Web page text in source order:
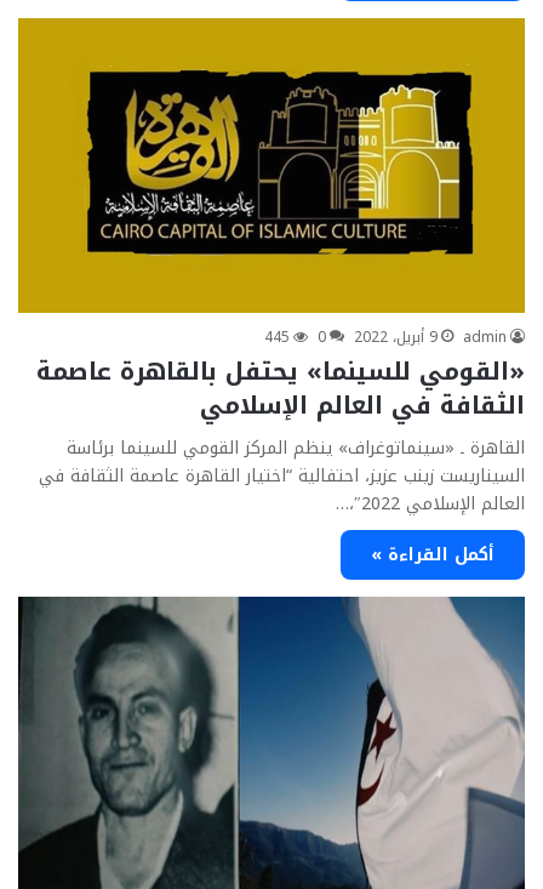
admin 9 أبريل، 2022 0
445
«القومي للسينما» يحتفل بالقاهرة عاصمة
الثقافة في العالم الإسلامي
القاهرة ـ «سينماتوغراف» ينظم المركز القومي للسينما برئاسة
السيناريست زينب عزيز، احتفالية “اختيار القاهرة عاصمة الثقافة في
العالم الإسلامي 2022″،…
أكمل القراءة »